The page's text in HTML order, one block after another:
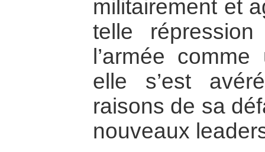
militairement et
telle
l’armée
elle s’est
raisons de sa
nouveaux